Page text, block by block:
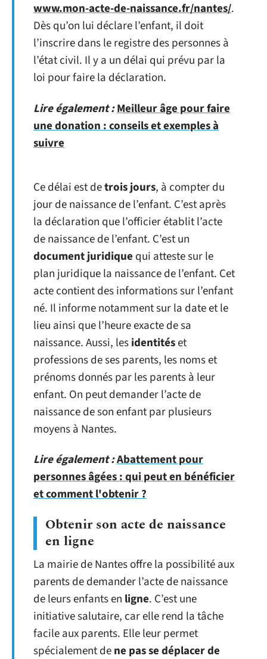
www.mon-acte-de-naissance.fr/nantes/.
Dès qu’on lui déclare l’enfant, il doit
l’inscrire dans le registre des personnes à
l’état civil. Il y a un délai qui prévu par la
loi pour faire la déclaration.
Lire également :Meilleur âge pour faire
une donation : conseils et exemples à
suivre
Ce délai est detrois jours, à compter du
jour de naissance de l’enfant. C’est après
la déclaration que l’officier établit l’acte
de naissance de l’enfant. C’est un
document juridique qui atteste sur le
plan juridique la naissance de l’enfant. Cet
acte contient des informations sur l’enfant
né. Il informe notamment sur la date et le
lieu ainsi que l’heure exacte de sa
naissance. Aussi, lesidentitéset
professions de ses parents, les noms et
prénoms donnés par les parents à leur
enfant. On peut demander l’acte de
naissance de son enfant par plusieurs
moyens à Nantes.
Lire également :Abattement pour
personnes âgées : qui peut en bénéficier
et comment l'obtenir ?
Obtenir son acte de naissance
en ligne
La mairie de Nantes offre la possibilité aux
parents de demander l’acte de naissance
de leurs enfants en ligne. C’est une
initiative salutaire, car elle rend la tâche
facile aux parents. Elle leur permet
spécialement dene pas se déplacer de